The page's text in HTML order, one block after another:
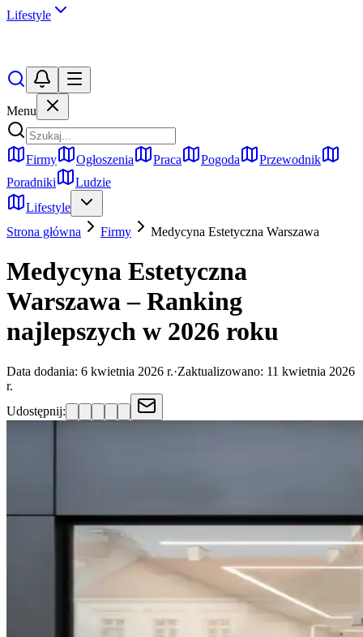
Lifestyle
Menu
Firmy Ogłoszenia Praca Pogoda
Przewodnik
Poradniki
Ludzie
Lifestyle
Strona główna
Firmy Medycyna Estetyczna Warszawa
Medycyna Estetyczna
Warszawa – Ranking
najlepszych w 2026 roku
Data dodania: 6 kwietnia 2026 r.·Zaktualizowano: 11 kwietnia 2026
r.
Udostępnij: